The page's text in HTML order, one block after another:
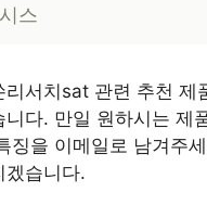
스
리서치sat 관련 추천 제
니다. 만일 원하시는 제
징을 이메일로 남겨주
겠습니다.